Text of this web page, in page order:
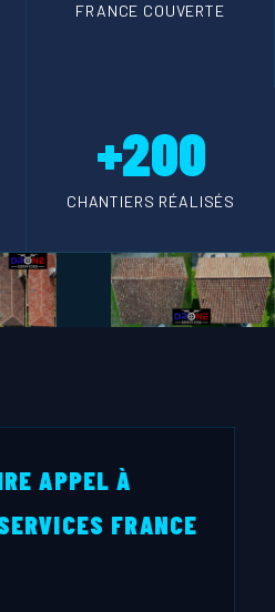
FRANCE COUVERTE
+200
CHANTIERS RÉALISÉS
APPEL À
FRANCE